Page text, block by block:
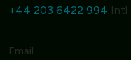
+44 203 6422 994 Intl
Email